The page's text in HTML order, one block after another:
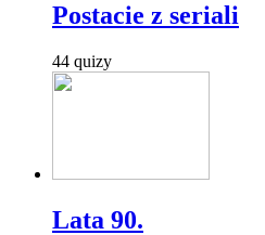
Postacie z seriali
44 quizy
Lata 90.